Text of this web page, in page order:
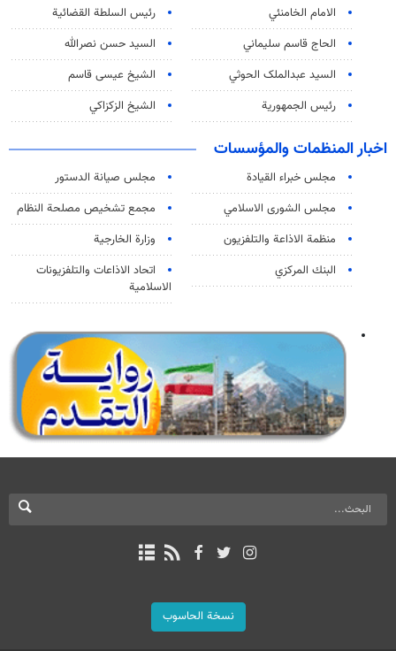
الامام الخامنئي
رئیس السلطة القضائیة
الحاج قاسم سليماني
السيد حسن نصرالله
السید عبدالملک الحوثي
الشيخ عيسى قاسم
رئيس الجمهورية
الشيخ الزكزاكي
اخبار المنظمات والمؤسسات
مجلس خبراء القيادة
مجلس صيانة الدستور
مجلس الشورى الاسلامي
مجمع تشخيص مصلحة النظام
منظمة الاذاعة والتلفزیون
وزارة الخارجية
البنك المركزي
اتحاد الاذاعات والتلفزيونات
الاسلامية
نسخة الحاسوب